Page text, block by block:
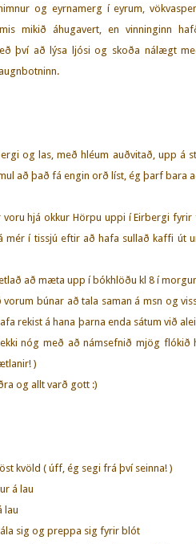
og eyrnamerg í eyrum,
mikið áhugavert, en vinninginn
því að lýsa ljósi og skoða nálægt
og las, með hléum auðvitað, upp á
að það fá engin orð líst, ég þarf bara
hjá okkur Hörpu uppi í Eirbergi
mér í tissjú eftir að hafa sullað kaffi út
að mæta upp í bókhlöðu kl 8 í
vorum búnar að tala saman á msn og
rekist á hana þarna enda sátum við
nóg með að námsefnið mjög flókið
)
og allt varð gott :)
kvöld ( úff, ég segi frá því seinna! )
á lau
lau
sig og preppa sig fyrir blót